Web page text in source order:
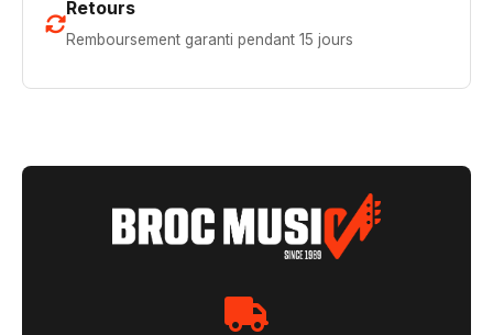
Retours
Remboursement garanti pendant 15 jours